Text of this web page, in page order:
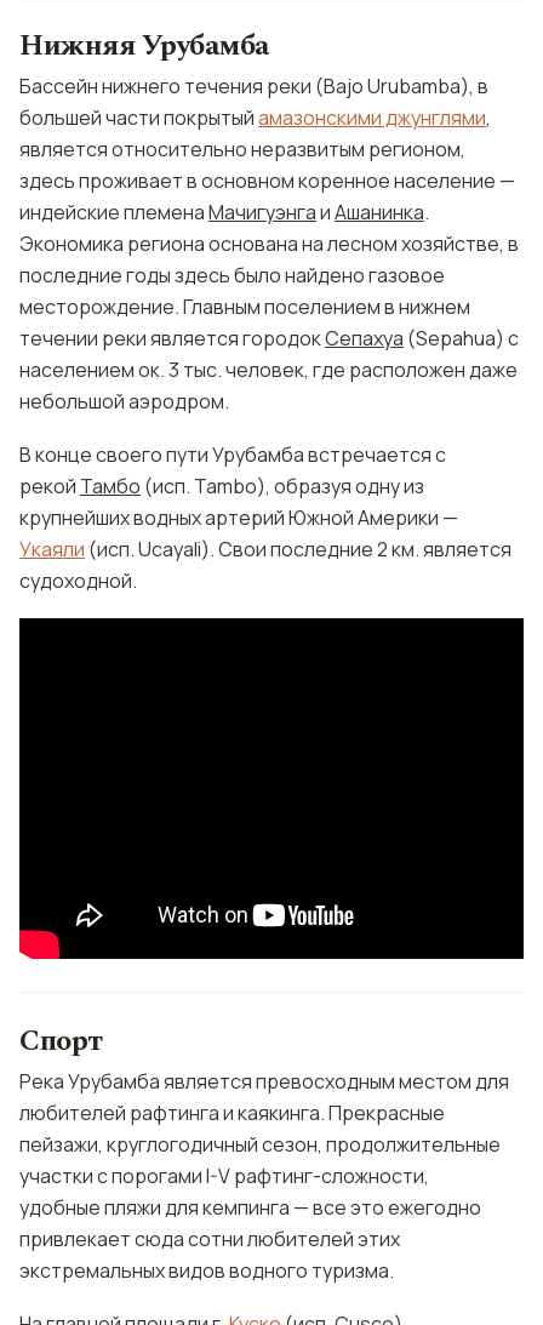
Нижняя Урубамба
Бассейн нижнего течения реки (Bajo Urubamba), в
большей части покрытыйамазонскими джунглями,
является относительно неразвитым регионом,
здесь проживает в основном коренное население —
индейские племенаМачигуэнгаиАшанинка.
Экономика региона основана на лесном хозяйстве, в
последние годы здесь было найдено газовое
месторождение. Главным поселением в нижнем
течении реки является городокСепахуа (Sepahua) с
населением ок. 3 тыс. человек, где расположен даже
небольшой аэродром.
В конце своего пути Урубамба встречается с
рекой Тамбо (исп. Tambo), образуя одну из
крупнейших водных артерий Южной Америки —
Укаяли (исп. Ucayali). Свои последние 2 км. является
судоходной.
Спорт
Река Урубамба является превосходным местом для
любителей рафтинга и каякинга. Прекрасные
пейзажи, круглогодичный сезон, продолжительные
участки с порогами I-V рафтинг-сложности,
удобные пляжи для кемпинга — все это ежегодно
привлекает сюда сотни любителей этих
экстремальных видов водного туризма.